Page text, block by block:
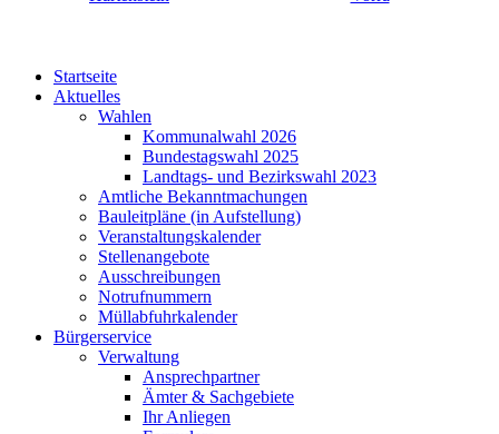
Startseite
Aktuelles
Wahlen
Kommunalwahl 2026
Bundestagswahl 2025
Landtags- und Bezirkswahl 2023
Amtliche Bekanntmachungen
Bauleitpläne (in Aufstellung)
Veranstaltungskalender
Stellenangebote
Ausschreibungen
Notrufnummern
Müllabfuhrkalender
Bürgerservice
Verwaltung
Ansprechpartner
Ämter & Sachgebiete
Ihr Anliegen